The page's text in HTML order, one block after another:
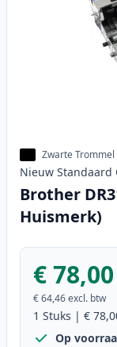
Zwarte Trommel
Nieuw Standaard
Brother
Huismerk)
€ 78,00
€ 64,46excl. btw
1 Stuks | €
Op